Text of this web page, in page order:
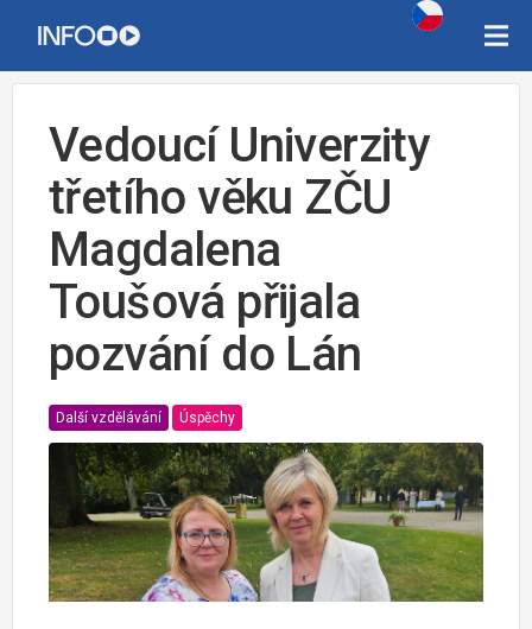
Vedoucí Univerzity
třetího věku ZČU
Magdalena
Toušová přijala
pozvání do Lán
Další vzdělávání Úspěchy